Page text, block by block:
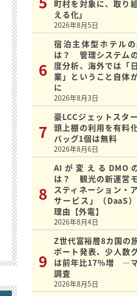
町村を対象に、取り
える化」
2026年8月5日
宿泊主体型ホテル
は？ 管理システム
度分析、海外では「
業」ということ自体
に
2026年8月3日
豪LCCジェットスタ
頭上棚の利用を有料
バッグ1個は無料
2026年8月6日
AIが変えるDMO
は？ 観光の新運営
スティネーション・
サービス」（DaaS
理由【外電】
2026年8月4日
Z世代富裕層8カ国の
ポート発表、少人数
は前年比17％増 ―
調査
2026年8月5日